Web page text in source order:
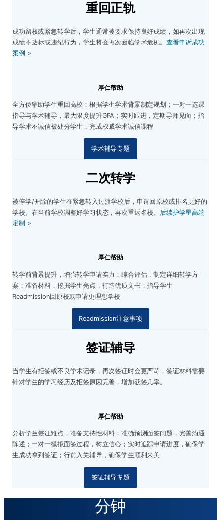
重回正轨
成功留校或紧急转学后，学生通常被要求保持良好成绩，如再次出现
成绩不达标或违纪行为，学生将会再次面临学术危机。 查看申诉成功
案例 >
厚仁帮助
全方位辅助学生重回高校；根据学生学术背景制定规划； 一对一选课
指导与学术辅导，最大限度提升GPA； 实时跟进，定期导师见面；指
导学术不诚信被处分学生，完成权威学术诚信课程
学术辅导专题
二次转学
被停学/开除的学生在紧急转入过渡学校后，申请回原校或排名更好的
学校。在当前学校调整好学习状态，再次重返名校。
后续护学星高端
定制 >
厚仁帮助
转学前背景提升，增强转学申请实力； 综合评估，制定详细转学方
案； 准备材料，挖掘学生亮点，打造优质文书； 指导学生
Readmission回原校或申请更理想学校
Readmission注意事项
签证辅导
当学生有拒签或不良学术记录，再次签证时会更严苛，签证材料需要
针对学生的学习经历及拒签原因完善，增加获签几率。
厚仁帮助
分析学生签证难点，准备支持性材料； 准确预测面签问题，完善沟通
陈述； 一对一模拟面签过程，树立信心； 实时追踪申请进度，确保学
生成功拿到签证； 行前入关辅导，确保学生顺利来美
签证辅导专题
分钟